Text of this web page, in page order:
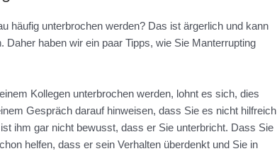
häufig unterbrochen werden? Das ist ärgerlich und kann
haben wir ein paar Tipps, wie Sie Manterrupting
Kollegen unterbrochen werden, lohnt es sich, dies
Gespräch darauf hinweisen, dass Sie es nicht hilfreich
ihm gar nicht bewusst, dass er Sie unterbricht. Dass Sie
helfen, dass er sein Verhalten überdenkt und Sie in